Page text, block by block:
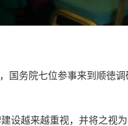
务院七位参事来到顺徳
越来越重视，并将之视